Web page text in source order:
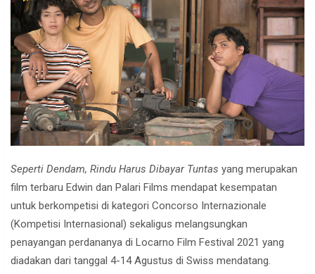
Seperti Dendam, Rindu Harus Dibayar Tuntas yang merupakan
film terbaru Edwin dan Palari Films mendapat kesempatan
untuk berkompetisi di kategori Concorso Internazionale
(Kompetisi Internasional) sekaligus melangsungkan
penayangan perdananya di Locarno Film Festival 2021 yang
diadakan dari tanggal 4-14 Agustus di Swiss mendatang.